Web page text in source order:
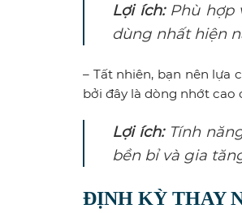
Lợi ích: Phù hợp
dùng nhất hiện
– Tất nhiên, bạn nên lựa
bởi đây là dòng nhớt
Lợi ích:Tính
bền bỉ và gia
ĐỊNH KỲ THAY